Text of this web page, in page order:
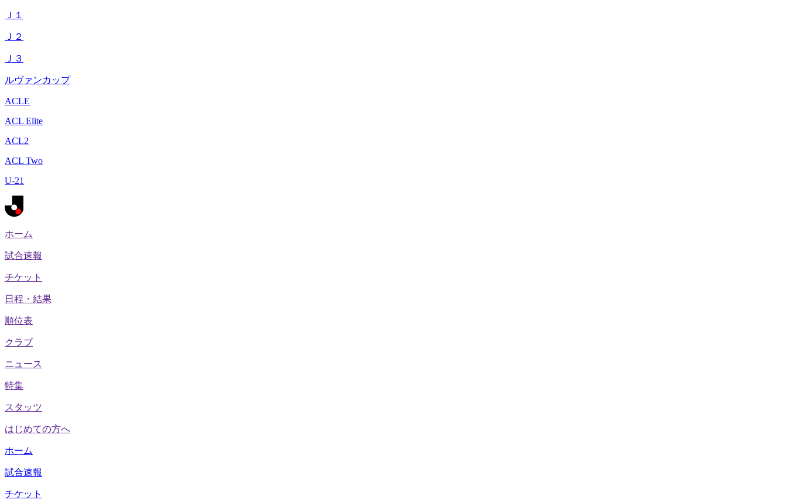
Ｊ１
Ｊ２
Ｊ３
ルヴァンカップ
ACLE
ACL Elite
ACL2
ACL Two
U-21
ホーム
試合速報
チケット
日程・結果
順位表
クラブ
ニュース
特集
スタッツ
はじめての方へ
ホーム
試合速報
チケット